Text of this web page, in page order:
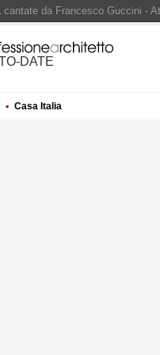
DATE
▪ Casa Italia
cantate da Francesco Guccini -
per i 200 anni di Carlo